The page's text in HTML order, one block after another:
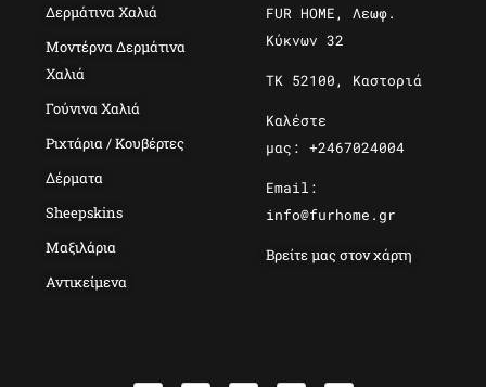
Δερμάτινα Χαλιά
Μοντέρνα Δερμάτινα
Χαλιά
Γούνινα Χαλιά
Ριχτάρια / Κουβέρτες
Δέρματα
Sheepskins
Μαξιλάρια
Αντικείμενα
FUR HOME, Λεωφ.
Κύκνων 32
ΤΚ 52100, Καστοριά
Καλέστε
μας: +2467024004
Email:
info@furhome.gr
Βρείτε μας στον χάρτη